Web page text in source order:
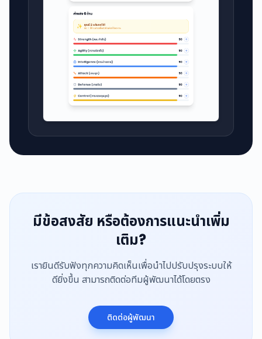
มีข้อสงสัย หรือต้องการแนะนำเพิ่ม
เติม?
เรายินดีรับฟังทุกความคิดเห็นเพื่อนำไปปรับปรุงระบบให้
ดียิ่งขึ้น สามารถติดต่อทีมผู้พัฒนาได้โดยตรง
ติดต่อผู้พัฒนา